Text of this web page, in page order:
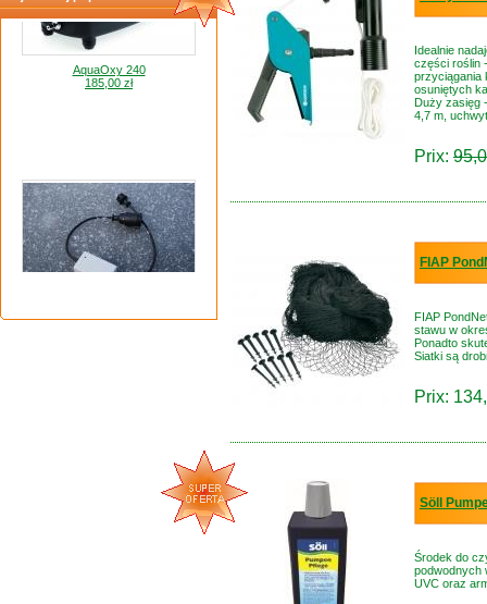
AquaOxy 240
185,00 zł
Idealnie
części roślin
przyciągania
osuniętych
Duży zasięg
4,7 m,
Prix:
FIAP
FIAP
stawu w
Ponadto
Siatki są
Prix:
Söll
Środek do
podwodnych
UVC oraz